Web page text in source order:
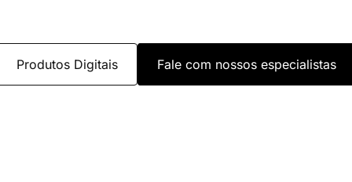
Produtos Digitais Fale com nossos especialistas